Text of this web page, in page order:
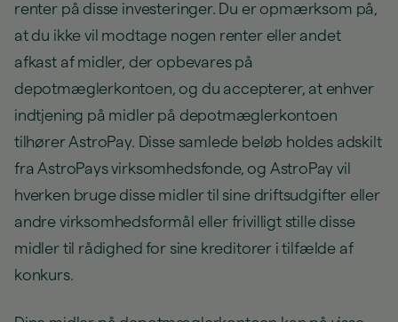
renter på disse investeringer. Du er opmærksom på,
at du ikke vil modtage nogen renter eller andet
afkast af midler, der opbevares på
depotmæglerkontoen, og du accepterer, at enhver
indtjening på midler på depotmæglerkontoen
tilhører AstroPay. Disse samlede beløb holdes adskilt
fra AstroPays virksomhedsfonde, og AstroPay vil
hverken bruge disse midler til sine driftsudgifter eller
andre virksomhedsformål eller frivilligt stille disse
midler til rådighed for sine kreditorer i tilfælde af
konkurs.